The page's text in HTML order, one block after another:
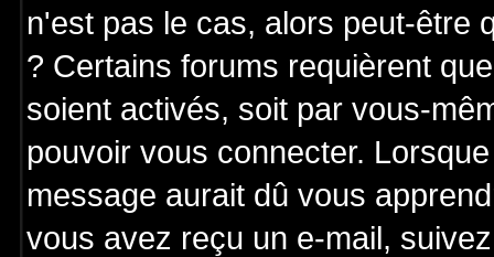
n'est pas le cas, alors peut-être
? Certains forums requièrent
soient activés, soit par vous-
pouvoir vous connecter.
message aurait dû vous
vous avez reçu un e-mail,